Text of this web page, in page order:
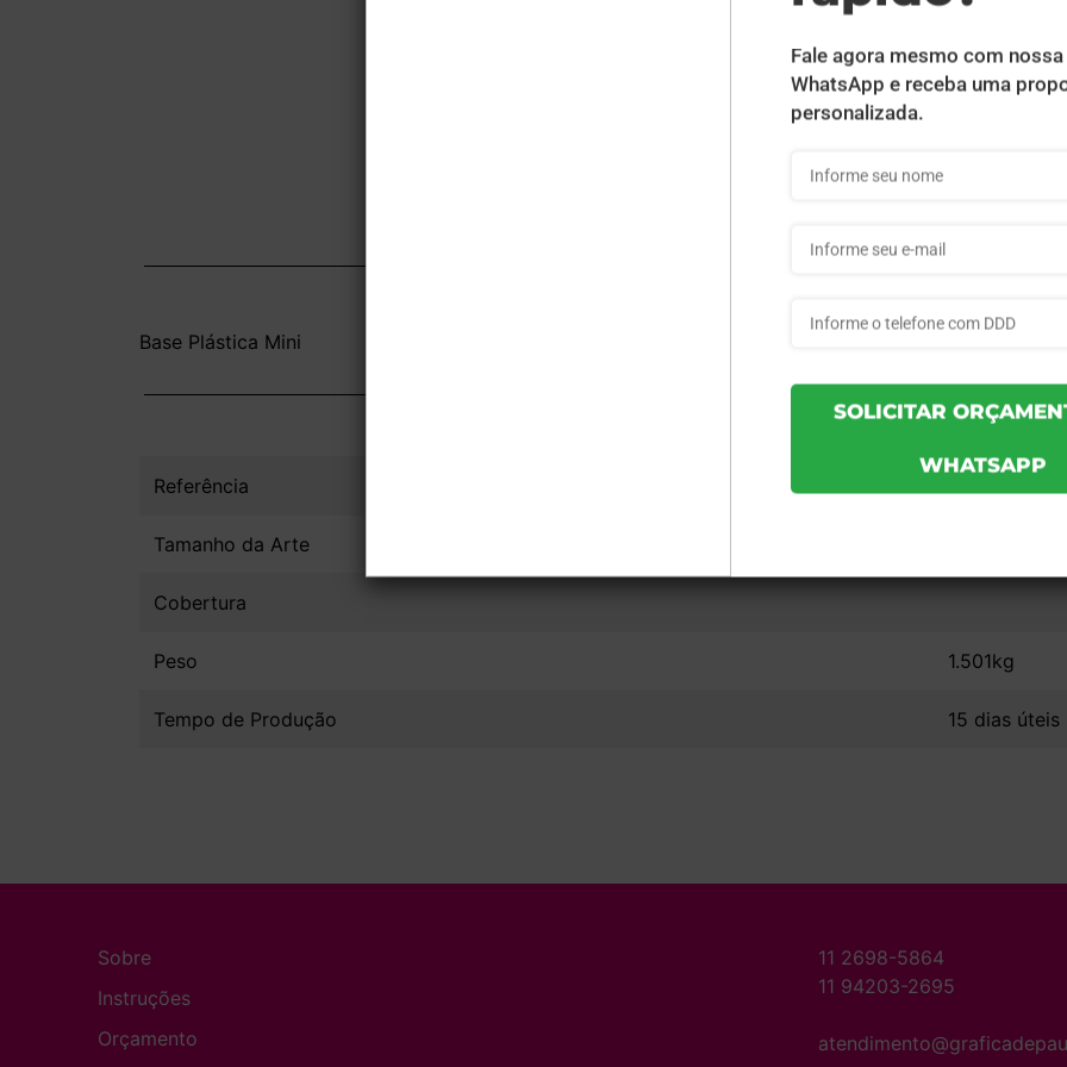
DESCRIÇÃO DO PRODUTO
Base Plástica Mini
INFORMAÇÕES DO PRODUTO
Referência
Tamanho da Arte
Cobertura
Peso 1.501kg
Tempo de Produção 15 dias úteis
Sobre
Instruções
Orçamento
11 2698-5864
11 94203-2695